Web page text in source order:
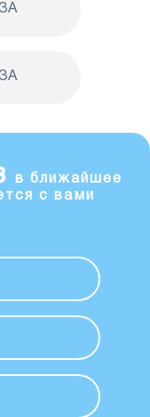
в ближайшее
с вами